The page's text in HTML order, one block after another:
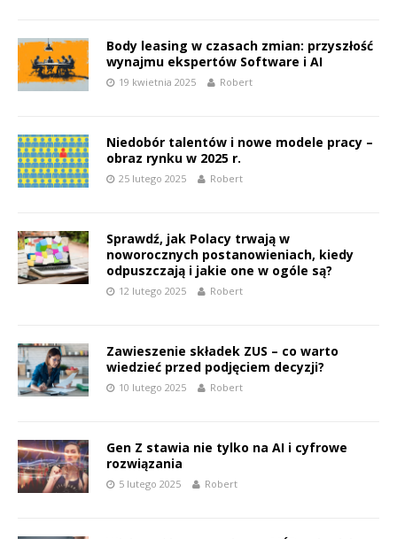
Body leasing w czasach zmian: przyszłość
wynajmu ekspertów Software i AI
19 kwietnia 2025 Robert
Niedobór talentów i nowe modele pracy –
obraz rynku w 2025 r.
25 lutego 2025 Robert
Sprawdź, jak Polacy trwają w
noworocznych postanowieniach, kiedy
odpuszczają i jakie one w ogóle są?
12 lutego 2025 Robert
Zawieszenie składek ZUS – co warto
wiedzieć przed podjęciem decyzji?
10 lutego 2025 Robert
Gen Z stawia nie tylko na AI i cyfrowe
rozwiązania
5 lutego 2025 Robert